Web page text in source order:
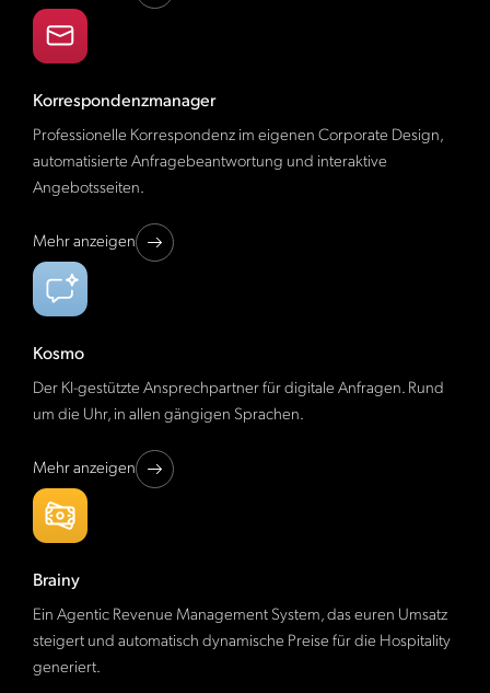
Korrespondenzmanager
Professionelle Korrespondenz im eigenen Corporate Design,
automatisierte Anfragebeantwortung und interaktive
Angebotsseiten.
Mehr anzeigen
Kosmo
Der KI-gestützte Ansprechpartner für digitale Anfragen. Rund
um die Uhr, in allen gängigen Sprachen.
Mehr anzeigen
Brainy
Ein Agentic Revenue Management System, das euren Umsatz
steigert und automatisch dynamische Preise für die Hospitality
generiert.